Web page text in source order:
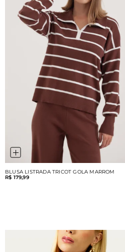
BLUSA LISTRADA TRICOT GOLA MARROM
R$ 179,99